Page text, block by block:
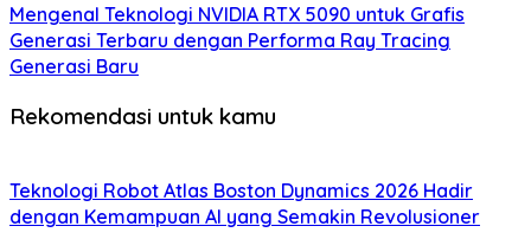
Mengenal Teknologi NVIDIA RTX 5090 untuk Grafis
Generasi Terbaru dengan Performa Ray Tracing
Generasi Baru
Rekomendasi untuk kamu
Teknologi Robot Atlas Boston Dynamics 2026 Hadir
dengan Kemampuan AI yang Semakin Revolusioner